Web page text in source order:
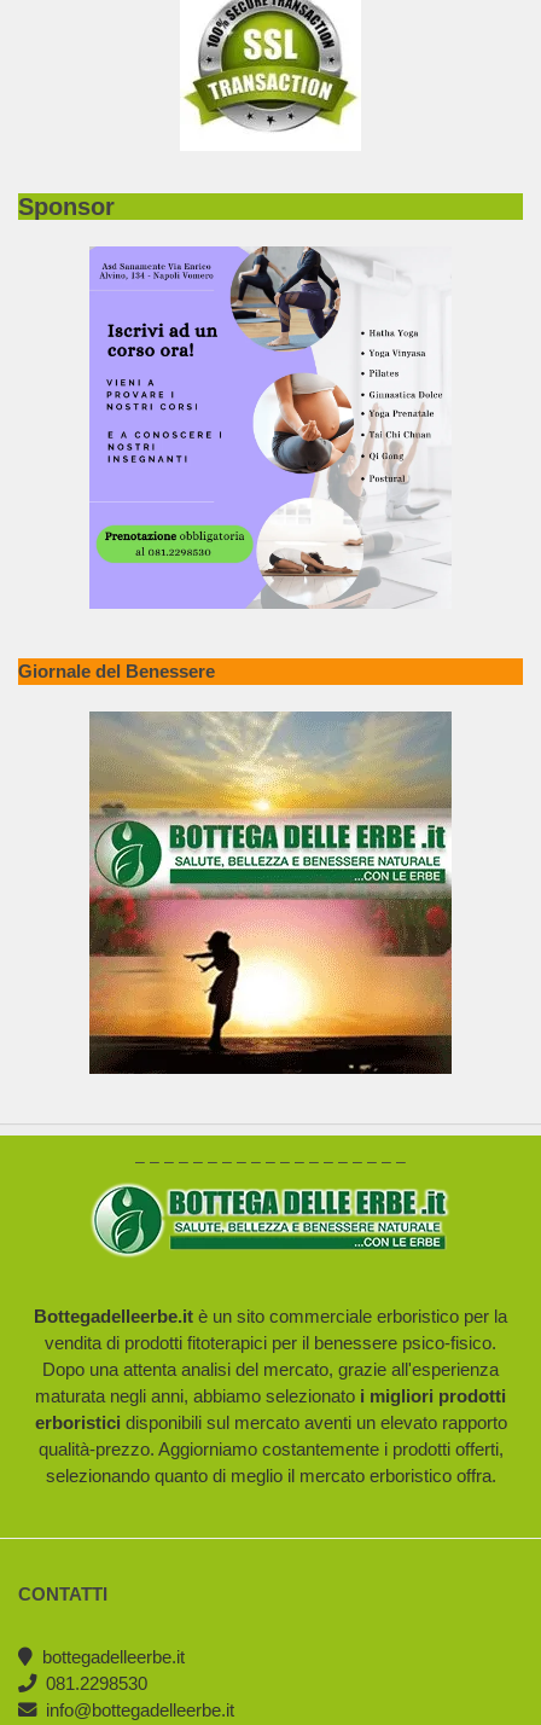
Sponsor
Giornale del Benessere
– – – – – – – – – – – – – – – – – – –
Bottegadelleerbe.it è un sito commerciale erboristico per la
vendita di prodotti fitoterapici per il benessere psico-fisico.
Dopo una attenta analisi del mercato, grazie all'esperienza
maturata negli anni, abbiamo selezionato i migliori prodotti
erboristici disponibili sul mercato aventi un elevato rapporto
qualità-prezzo. Aggiorniamo costantemente i prodotti offerti,
selezionando quanto di meglio il mercato erboristico offra.
CONTATTI
bottegadelleerbe.it
081.2298530
info@bottegadelleerbe.it